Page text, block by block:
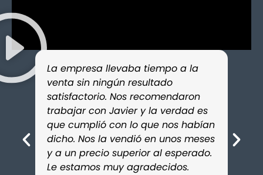
La empresa llevaba tiempo a la
venta sin ningún resultado
satisfactorio. Nos recomendaron
trabajar con Javier y la verdad es
que cumplió con lo que nos habían
dicho. Nos la vendió en unos meses
y a un precio superior al esperado.
Le estamos muy agradecidos.
era